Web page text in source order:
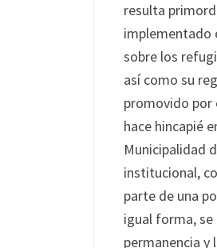
resulta
implementado
sobre los
así como su
promovido por
hace hincapié
Municipalidad
institucional,
parte de una
igual forma,
permanencia